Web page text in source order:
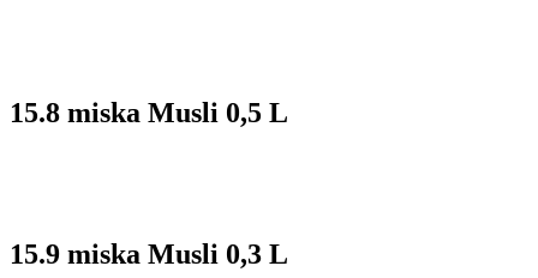
15.8 miska Musli 0,5 L
15.9 miska Musli 0,3 L